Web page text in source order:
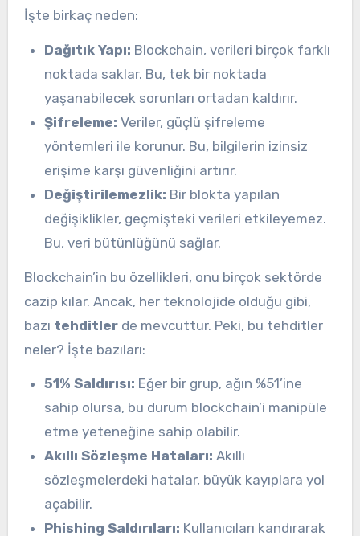
İşte birkaç neden:
Dağıtık Yapı: Blockchain, verileri birçok farklı
noktada saklar. Bu, tek bir noktada
yaşanabilecek sorunları ortadan kaldırır.
Şifreleme: Veriler, güçlü şifreleme
yöntemleri ile korunur. Bu, bilgilerin izinsiz
erişime karşı güvenliğini artırır.
Değiştirilemezlik: Bir blokta yapılan
değişiklikler, geçmişteki verileri etkileyemez.
Bu, veri bütünlüğünü sağlar.
Blockchain’in bu özellikleri, onu birçok sektörde
cazip kılar. Ancak, her teknolojide olduğu gibi,
bazı tehditlerde mevcuttur. Peki, bu tehditler
neler? İşte bazıları:
51% Saldırısı: Eğer bir grup, ağın %51’ine
sahip olursa, bu durum blockchain’i manipüle
etme yeteneğine sahip olabilir.
Akıllı Sözleşme Hataları: Akıllı
sözleşmelerdeki hatalar, büyük kayıplara yol
açabilir.
Phishing Saldırıları: Kullanıcıları kandırarak